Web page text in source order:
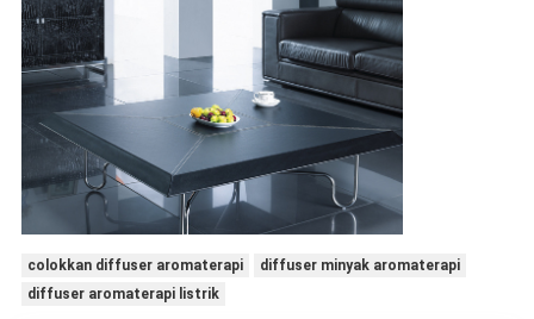
colokkan diffuser aromaterapi
diffuser minyak aromaterapi
diffuser aromaterapi listrik